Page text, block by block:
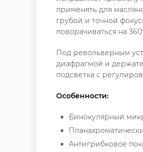
применять для
грубой и точной
поворачиваться на
Под револьверным
диафрагмой и
подсветка с
Особенности:
Бинокулярный
Антигрибковое